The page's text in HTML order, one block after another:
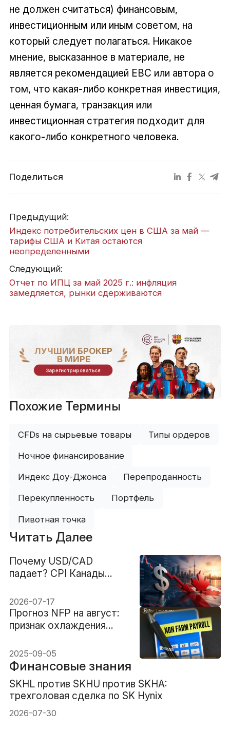
не должен считаться) финансовым,
инвестиционным или иным советом, на
который следует полагаться. Никакое
мнение, высказанное в материале, не
является рекомендацией EBC или автора о
том, что какая-либо конкретная инвестиция,
ценная бумага, транзакция или
инвестиционная стратегия подходит для
какого-либо конкретного человека.
Поделиться
Предыдущий:
Индекс потребительских цен в США за май —
тарифы США и Китая остаются
неопределенными
Следующий:
Отчет по ИПЦ за май 2025 г.: инфляция
замедляется, рынки сдерживаются
ЛУЧШИЙ БРОКЕР
В МИРЕ
Зарегистрироваться
Похожие Термины
CFDs на сырьевые товары Типы ордеров
Ночное финансирование
Индекс Доу-Джонса Перепроданность
Перекупленность Портфель
Пивотная точка
Читать Далее
Почему USD/CAD
падает? CPI Канады
будет дальше
2026-07-17
Прогноз NFP на август:
признак охлаждения
2025-09-05
Финансовые знания
SKHL против SKHU против SKHA:
трехголовая сделка по SK Hynix
2026-07-30